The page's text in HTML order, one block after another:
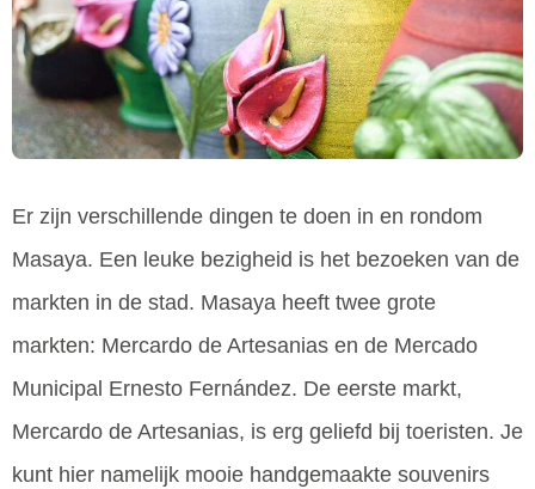
Er zijn verschillende dingen te doen in en rondom
Masaya. Een leuke bezigheid is het bezoeken van de
markten in de stad. Masaya heeft twee grote
markten: Mercardo de Artesanias en de Mercado
Municipal Ernesto Fernández. De eerste markt,
Mercardo de Artesanias, is erg geliefd bij toeristen. Je
kunt hier namelijk mooie handgemaakte souvenirs